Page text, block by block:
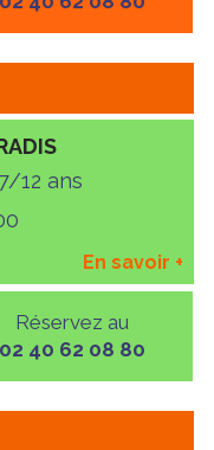
12 ans
En savoir +
Réservez au
02 40 62 08 80